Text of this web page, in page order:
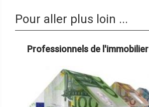
Pour aller plus loin ...
Professionnels de l'immobilier